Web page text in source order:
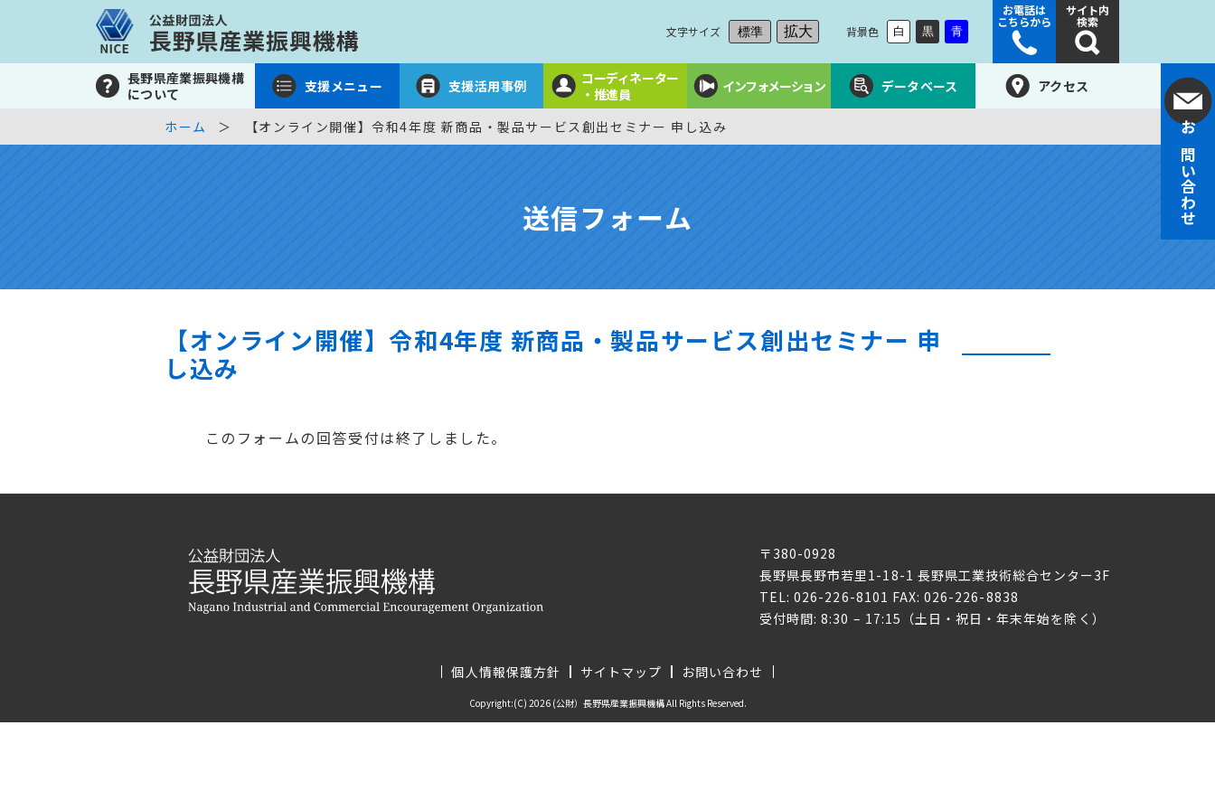
文字サイズ 標準 拡大 背景色 白 黒 青
お電話は
こちらから
サイト内
検索
長野県産業振興機構
について
支援メニュー 支援活用事例
コーディネーター
・推進員
インフォメーション データベース アクセス
お問い合わせ
ホーム 【オンライン開催】令和4年度 新商品・製品サービス創出セミナー 申し込み
送信フォーム
【オンライン開催】令和4年度 新商品・製品サービス創出セミナー 申
し込み
このフォームの回答受付は終了しました。
〒380-0928
長野県長野市若里1-18-1 長野県工業技術総合センター3F
TEL: 026-226-8101 FAX: 026-226-8838
受付時間: 8:30 – 17:15（土日・祝日・年末年始を除く）
個人情報保護方針 サイトマップ お問い合わせ
Copyright:(C) 2026 (公財）長野県産業振興機構 All Rights Reserved.